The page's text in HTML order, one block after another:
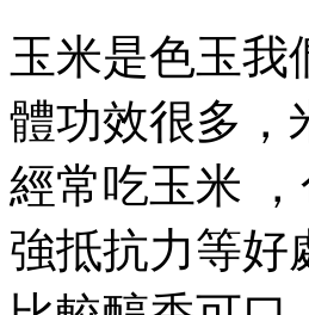
玉米是色玉我
體功效很多
經常吃玉米
強抵抗力等好處